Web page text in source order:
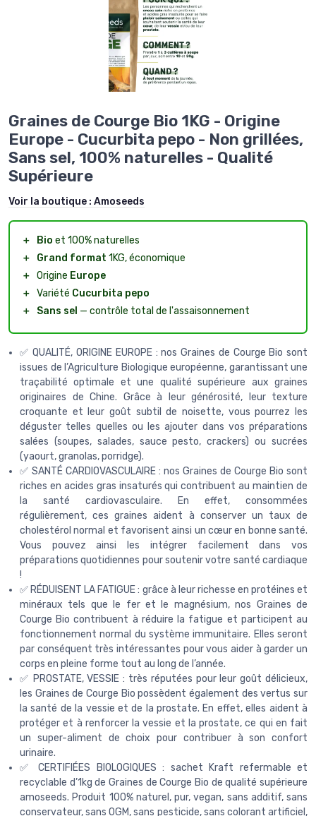
Graines de Courge Bio 1KG - Origine
Europe - Cucurbita pepo - Non grillées,
Sans sel, 100% naturelles - Qualité
Supérieure
Voir la boutique : Amoseeds
＋ Bio et 100% naturelles
＋
Grand format 1KG, économique
＋ Origine Europe
＋ Variété Cucurbita pepo
＋
Sans sel — contrôle total de l'assaisonnement
✅ QUALITÉ, ORIGINE EUROPE : nos Graines de Courge Bio sont
issues de l’Agriculture Biologique européenne, garantissant une
traçabilité optimale et une qualité supérieure aux graines
originaires de Chine. Grâce à leur générosité, leur texture
croquante et leur goût subtil de noisette, vous pourrez les
déguster telles quelles ou les ajouter dans vos préparations
salées (soupes, salades, sauce pesto, crackers) ou sucrées
(yaourt, granolas, porridge).
✅ SANTÉ CARDIOVASCULAIRE : nos Graines de Courge Bio sont
riches en acides gras insaturés qui contribuent au maintien de
la santé cardiovasculaire. En effet, consommées
régulièrement, ces graines aident à conserver un taux de
cholestérol normal et favorisent ainsi un cœur en bonne santé.
Vous pouvez ainsi les intégrer facilement dans vos
préparations quotidiennes pour soutenir votre santé cardiaque
!
✅ RÉDUISENT LA FATIGUE : grâce à leur richesse en protéines et
minéraux tels que le fer et le magnésium, nos Graines de
Courge Bio contribuent à réduire la fatigue et participent au
fonctionnement normal du système immunitaire. Elles seront
par conséquent très intéressantes pour vous aider à garder un
corps en pleine forme tout au long de l’année.
✅ PROSTATE, VESSIE : très réputées pour leur goût délicieux,
les Graines de Courge Bio possèdent également des vertus sur
la santé de la vessie et de la prostate. En effet, elles aident à
protéger et à renforcer la vessie et la prostate, ce qui en fait
un super-aliment de choix pour contribuer à son confort
urinaire.
✅ CERTIFIÉES BIOLOGIQUES : sachet Kraft refermable et
recyclable d’1kg de Graines de Courge Bio de qualité supérieure
amoseeds. Produit 100% naturel, pur, vegan, sans additif, sans
conservateur, sans OGM, sans pesticide, sans colorant artificiel,